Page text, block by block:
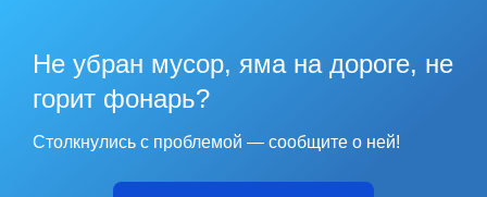
Не убран мусор, яма на дороге, не
горит фонарь?
Столкнулись с проблемой — сообщите о ней!